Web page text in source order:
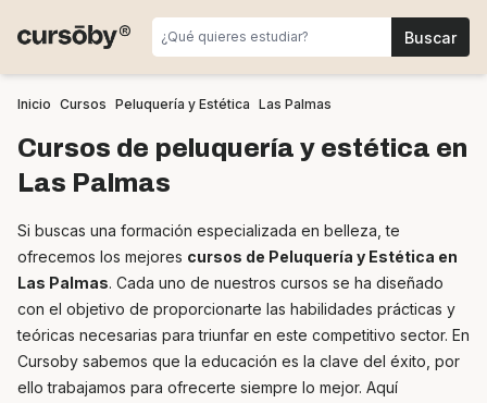
Inicio Cursos Peluquería y Estética Las Palmas
Cursos de peluquería y estética en
Las Palmas
Si buscas una formación especializada en belleza, te
ofrecemos los mejores cursos de Peluquería y Estética en
Las Palmas. Cada uno de nuestros cursos se ha diseñado
con el objetivo de proporcionarte las habilidades prácticas y
teóricas necesarias para triunfar en este competitivo sector. En
Cursoby sabemos que la educación es la clave del éxito, por
ello trabajamos para ofrecerte siempre lo mejor. Aquí